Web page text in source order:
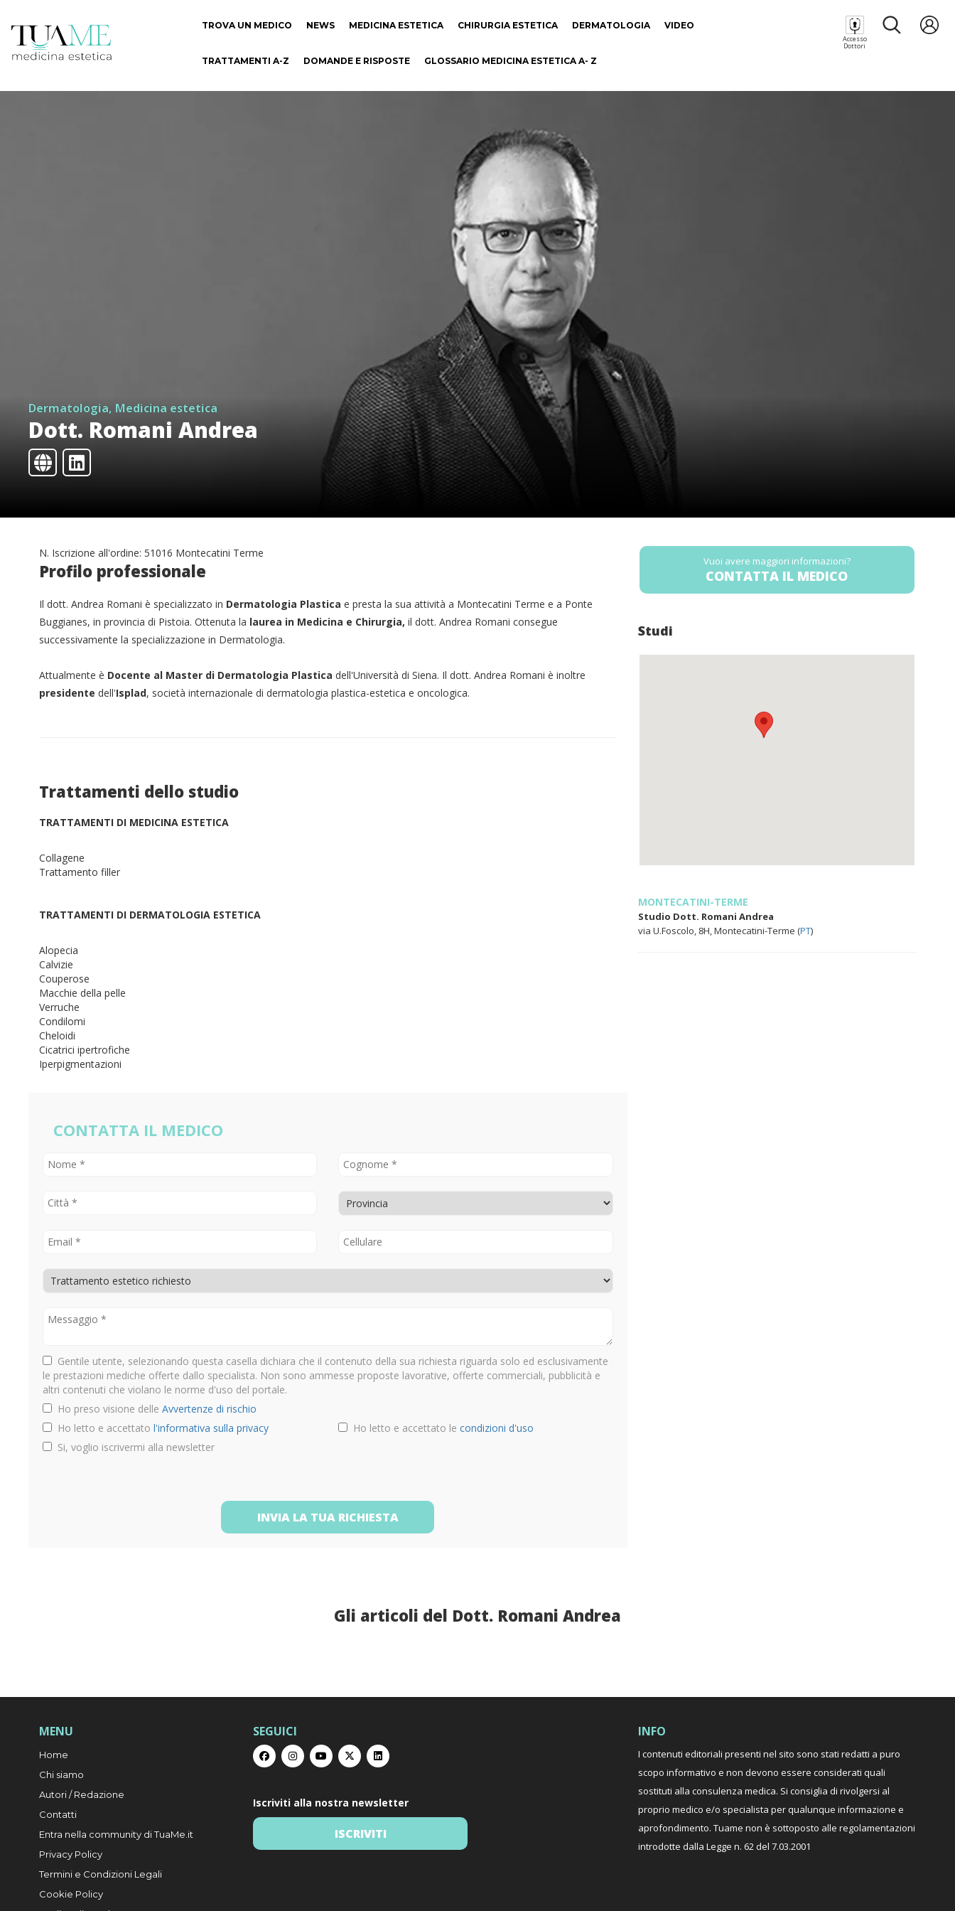
TROVA UN MEDICO NEWS MEDICINA ESTETICA CHIRURGIA ESTETICA DERMATOLOGIA VIDEO
TRATTAMENTI A-Z DOMANDE E RISPOSTE GLOSSARIO MEDICINA ESTETICA A- Z
Accesso
Dottori
Dermatologia, Medicina estetica
Dott. Romani Andrea
N. Iscrizione all'ordine: 51016 Montecatini Terme
Profilo professionale
Il dott. Andrea Romani è specializzato in Dermatologia Plastica e presta la sua attività a Montecatini Terme e a Ponte
Buggianes, in provincia di Pistoia. Ottenuta la laurea in Medicina e Chirurgia, il dott. Andrea Romani consegue
successivamente la specializzazione in Dermatologia.
Attualmente è Docente al Master di Dermatologia Plastica dell'Università di Siena. Il dott. Andrea Romani è inoltre
presidente dell'Isplad, società internazionale di dermatologia plastica-estetica e oncologica.
Trattamenti dello studio
TRATTAMENTI DI MEDICINA ESTETICA
Collagene
Trattamento filler
TRATTAMENTI DI DERMATOLOGIA ESTETICA
Alopecia
Calvizie
Couperose
Macchie della pelle
Verruche
Condilomi
Cheloidi
Cicatrici ipertrofiche
Iperpigmentazioni
CONTATTA IL MEDICO
Gentile utente, selezionando questa casella dichiara che il contenuto della sua richiesta riguarda solo ed esclusivamente
le prestazioni mediche offerte dallo specialista. Non sono ammesse proposte lavorative, offerte commerciali, pubblicità e
altri contenuti che violano le norme d'uso del portale.
Ho preso visione delle Avvertenze di rischio
Ho letto e accettato l'informativa sulla privacy Ho letto e accettato lecondizioni d'uso
Si, voglio iscrivermi alla newsletter
INVIA LA TUA RICHIESTA
Vuoi avere maggiori informazioni?
CONTATTA IL MEDICO
Studi
MONTECATINI-TERME
Studio Dott. Romani Andrea
via U.Foscolo, 8H, Montecatini-Terme (PT)
Gli articoli del Dott. Romani Andrea
MENU
Home
Chi siamo
Autori / Redazione
Contatti
Entra nella community di TuaMe.it
Privacy Policy
Termini e Condizioni Legali
Cookie Policy
SEGUICI
Iscriviti alla nostra newsletter
ISCRIVITI
INFO
I contenuti editoriali presenti nel sito sono stati redatti a puro
scopo informativo e non devono essere considerati quali
sostituti alla consulenza medica. Si consiglia di rivolgersi al
proprio medico e/o specialista per qualunque informazione e
aprofondimento. Tuame non è sottoposto alle regolamentazioni
introdotte dalla Legge n. 62 del 7.03.2001